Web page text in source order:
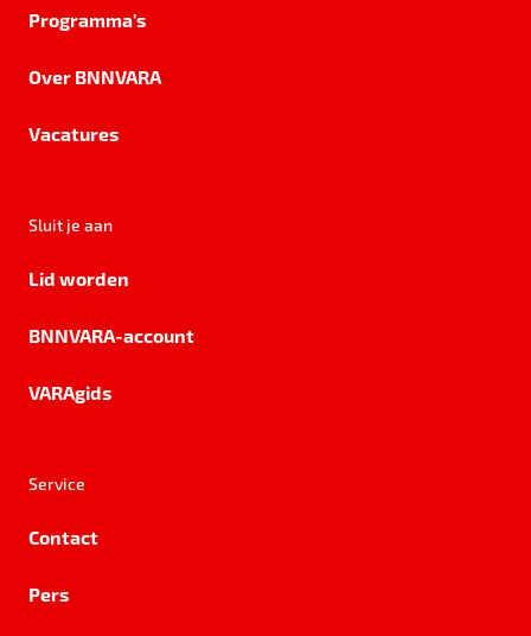
Programma's
Over BNNVARA
Vacatures
Sluit je aan
Lid worden
BNNVARA-account
VARAgids
Service
Contact
Pers